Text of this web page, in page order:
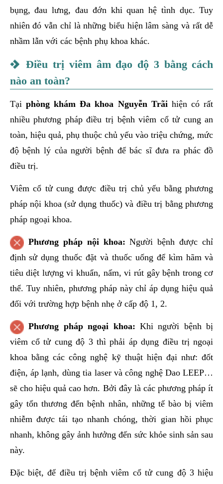
bụng, đau lưng, đau đớn khi quan hệ tình dục. Tuy
nhiên đó vẫn chỉ là những biểu hiện lâm sàng và rất dễ
nhầm lẫn với các bệnh phụ khoa khác.
Điều trị viêm âm đạo độ 3 bằng cách
nào an toàn?
Tại phòng khám Đa khoa Nguyễn Trãihiện có rất
nhiều phương pháp điều trị bệnh viêm cổ tử cung an
toàn, hiệu quả, phụ thuộc chủ yếu vào triệu chứng, mức
độ bệnh lý của người bệnh để bác sĩ đưa ra phác đồ
điều trị.
Viêm cổ tử cung được điều trị chủ yếu bằng phương
pháp nội khoa (sử dụng thuốc) và điều trị bằng phương
pháp ngoại khoa.
Phương pháp nội khoa:Người bệnh được chỉ
định sử dụng thuốc đặt và thuốc uống để kìm hãm và
tiêu diệt lượng vi khuẩn, nấm, vi rút gây bệnh trong cơ
thể. Tuy nhiên, phương pháp này chỉ áp dụng hiệu quả
đối với trường hợp bệnh nhẹ ở cấp độ 1, 2.
Phương pháp ngoại khoa: Khi người bệnh bị
viêm cổ tử cung độ 3 thì phải áp dụng điều trị ngoại
khoa bằng các công nghệ kỹ thuật hiện đại như: đốt
điện, áp lạnh, dùng tia laser và công nghệ Dao LEEP…
sẽ cho hiệu quả cao hơn. Bởi đây là các phương pháp ít
gây tổn thương đến bệnh nhân, những tế bào bị viêm
nhiễm được tái tạo nhanh chóng, thời gian hồi phục
nhanh, không gây ảnh hưởng đến sức khỏe sinh sản sau
này.
Đặc biệt, để điều trị bệnh viêm cổ tử cung độ 3 hiệu